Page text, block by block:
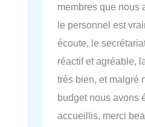
membres que nous
le personnel est
écoute, le
réactif et agréable,
très bien, et malgré
budget nous avons
accueillis, merci